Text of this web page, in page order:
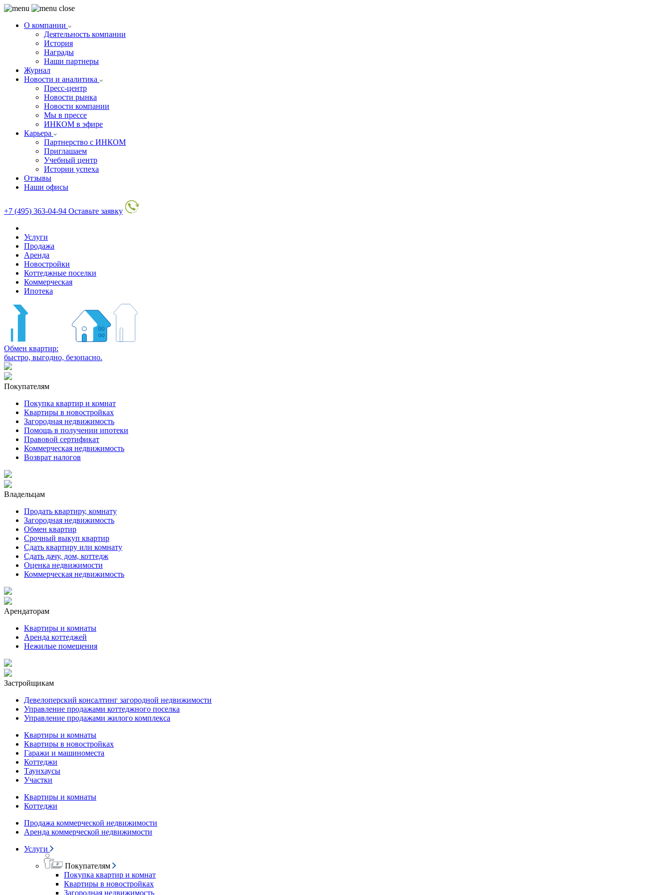
О компании
Деятельность компании
История
Награды
Наши партнеры
Журнал
Новости и аналитика
Пресс-центр
Новости рынка
Новости компании
Мы в прессе
ИНКОМ в эфире
Карьера
Партнерство с ИНКОМ
Приглашаем
Учебный центр
Истории успеха
Отзывы
Наши офисы
+7 (495) 363-04-94 Оставьте заявку
Услуги
Продажа
Аренда
Новостройки
Коттеджные поселки
Коммерческая
Ипотека
Обмен квартир:
быстро, выгодно, безопасно.
Покупателям
Покупка квартир и комнат
Квартиры в новостройках
Загородная недвижимость
Помощь в получении ипотеки
Правовой сертификат
Коммерческая недвижимость
Возврат налогов
Владельцам
Продать квартиру, комнату
Загородная недвижимость
Обмен квартир
Срочный выкуп квартир
Сдать квартиру или комнату
Сдать дачу, дом, коттедж
Оценка недвижимости
Коммерческая недвижимость
Арендаторам
Квартиры и комнаты
Аренда коттеджей
Нежилые помещения
Застройщикам
Девелоперский консалтинг загородной недвижимости
Управление продажами коттеджного поселка
Управление продажами жилого комплекса
Квартиры и комнаты
Квартиры в новостройках
Гаражи и машиноместа
Коттеджи
Таунхаусы
Участки
Квартиры и комнаты
Коттеджи
Продажа коммерческой недвижимости
Аренда коммерческой недвижимости
Услуги
Покупателям
Покупка квартир и комнат
Квартиры в новостройках
Загородная недвижимость